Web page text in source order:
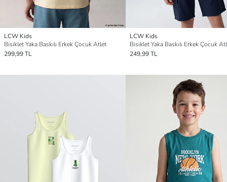
LCW Kids
Bisiklet Yaka Baskılı Erkek Çocuk Atlet
299,99 TL
LCW Kids
Bisiklet Yaka Baskılı Erkek Çocuk
249,99 TL